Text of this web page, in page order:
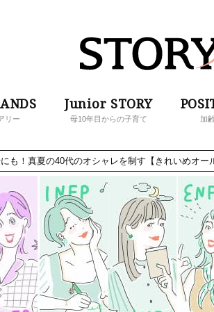
リー
Junior STORY
母10年目からの子育て 加
も！真夏の40代のオシャレを制す【きれいめオー